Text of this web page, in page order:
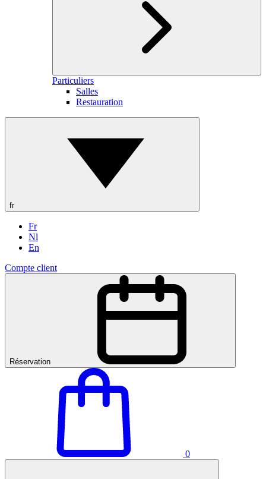
Particuliers
Salles
Restauration
fr
Fr
Nl
En
Compte client
Réservation
0